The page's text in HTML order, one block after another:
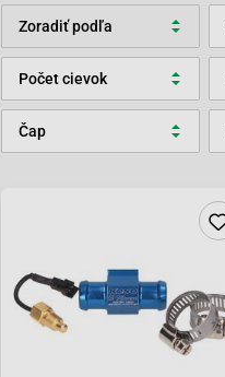
Zoradiť podľa
Počet cievok
Čap